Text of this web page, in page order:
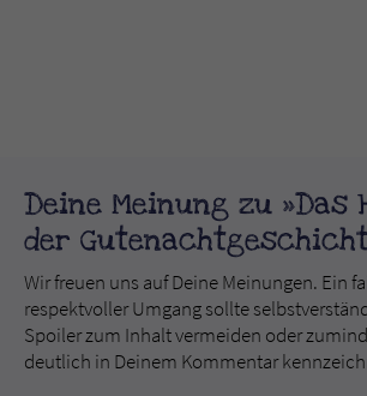
Deine Meinung zu »Das
der
Wir freuen uns auf Deine Meinungen. Ein
respektvoller Umgang sollte
Spoiler zum Inhalt vermeiden oder
deutlich in Deinem Kommentar